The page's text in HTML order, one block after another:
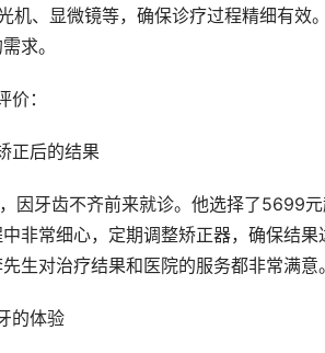
机、显微镜等，确保诊疗过程精细有
求。
价：
正后的结果
非常细心，定期调整矫正器，确保结
生对治疗结果和医院的服务都非常满意。
的体验